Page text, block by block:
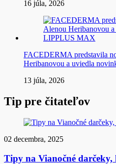
16 júla, 2026
FACEDERMA predstavila
Heribanovou a uviedla
13 júla, 2026
Tip pre čitateľov
02 decembra, 2025
Tipy na Vianočné darčeky,